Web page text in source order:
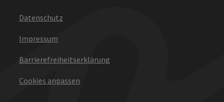
Datenschutz
Impressum
Barrierefreiheitserklärung
Cookies anpassen